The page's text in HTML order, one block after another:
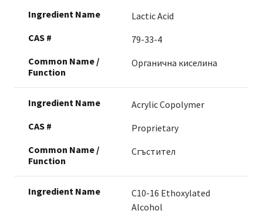
Lactic Acid
79-33-4
Органична киселина
Acrylic Copolymer
Proprietary
Сгъстител
C10-16 Ethoxylated
Alcohol